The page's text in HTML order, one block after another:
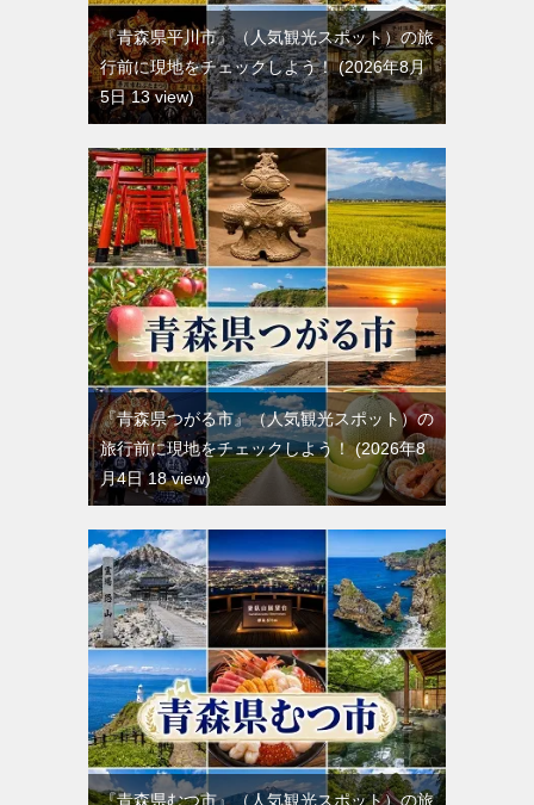
『青森県平川市』（人気観光スポット）の旅
行前に現地をチェックしよう！ 2026年8月
5日 13 view
『青森県つがる市』（人気観光スポット）の
旅行前に現地をチェックしよう！ 2026年8
月4日 18 view
『青森県むつ市』（人気観光スポット）の旅